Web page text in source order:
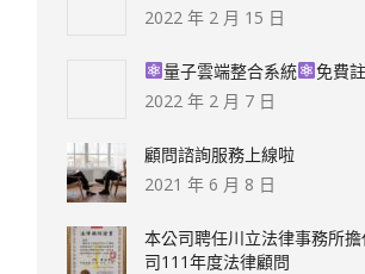
2022 年 2 月 15 日
量子雲端整合系統
免費
2022 年 2 月 7 日
顧問諮詢服務上線啦
2021 年 6 月 8 日
本公司聘任川立法律事務所
司111年度法律顧問